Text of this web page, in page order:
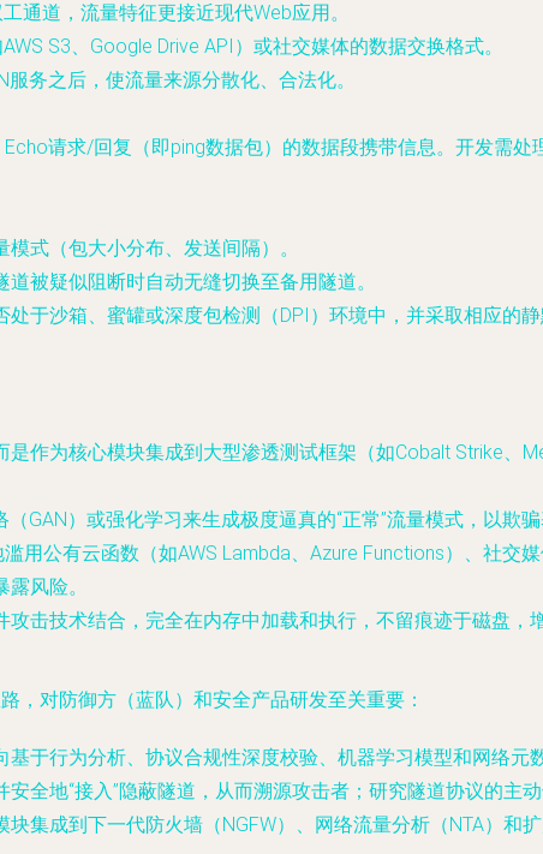
通道，流量特征更接近现代Web应用。
S3、Google Drive API）或社交媒体的数据交换格式。
服务之后，使流量来源分散化、合法化。
请求/回复（即ping数据包）的数据段携带信息。开发需
式（包大小分布、发送间隔）。
道被疑似阻断时自动无缝切换至备用隧道。
处于沙箱、蜜罐或深度包检测（DPI）环境中，并采取相应的静
是作为核心模块集成到大型渗透测试框架（如Cobalt Strike、
（GAN）或强化学习来生成极度逼真的“正常”流量模式，以欺
滥用公有云函数（如AWS Lambda、Azure Functions）、社
风险。
攻击技术结合，完全在内存中加载和执行，不留痕迹于磁盘，
，对防御方（蓝队）和安全产品研发至关重要：
基于行为分析、协议合规性深度校验、机器学习模型和网络元
安全地“接入”隐蔽隧道，从而溯源攻击者；研究隧道协议的主
块集成到下一代防火墙（NGFW）、网络流量分析（NTA）和